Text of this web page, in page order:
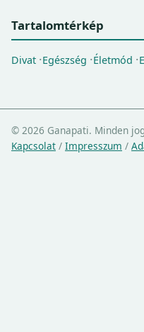
Tartalomtérkép
Divat Egészség Életmód
© 2026 Ganapati. Minden
Kapcsolat / Impresszum /